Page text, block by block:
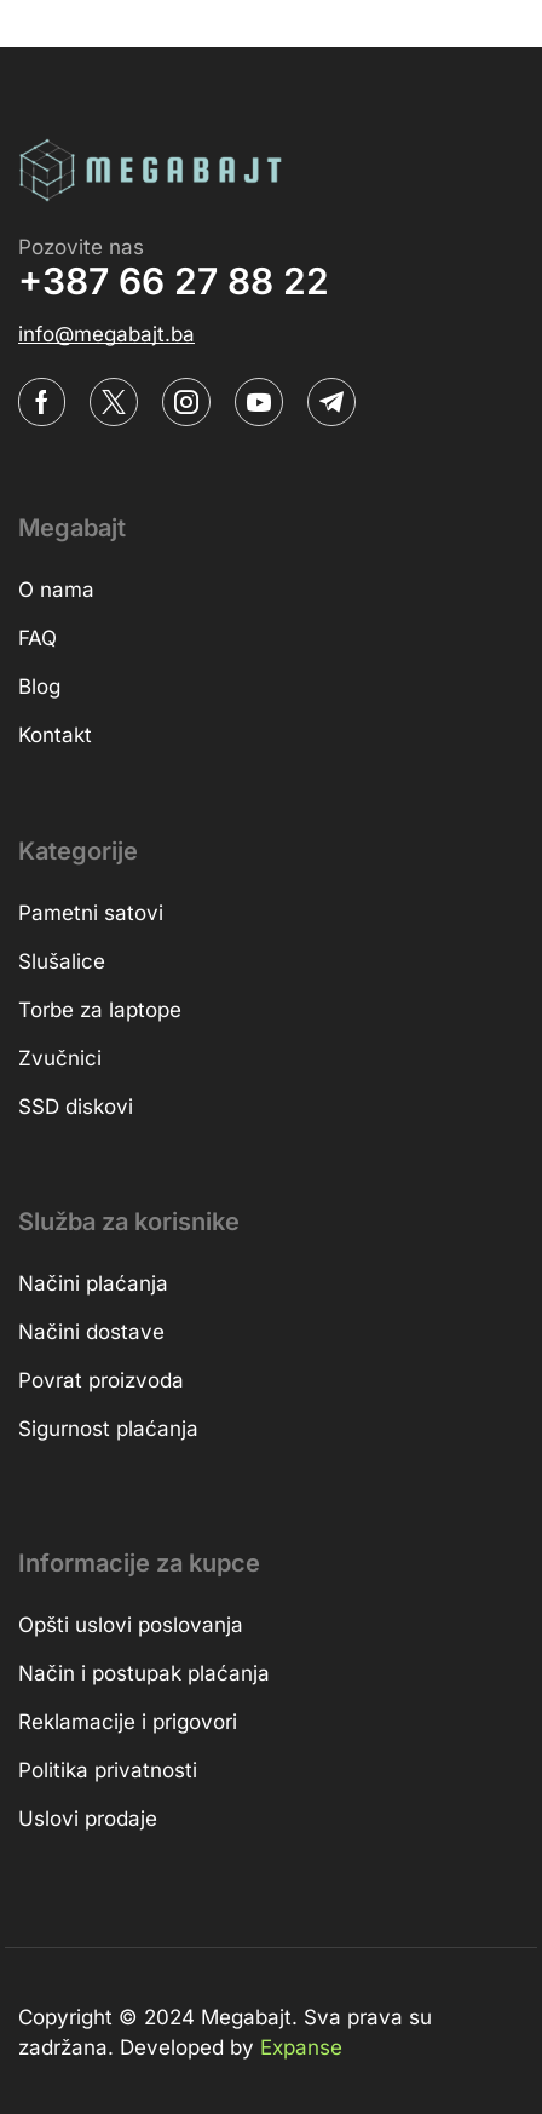
Pozovite nas
+387 66 27 88 22
info@megabajt.ba
Megabajt
O nama
FAQ
Blog
Kontakt
Kategorije
Pametni satovi
Slušalice
Torbe za laptope
Zvučnici
SSD diskovi
Služba za korisnike
Načini plaćanja
Načini dostave
Povrat proizvoda
Sigurnost plaćanja
Informacije za kupce
Opšti uslovi poslovanja
Način i postupak plaćanja
Reklamacije i prigovori
Politika privatnosti
Uslovi prodaje
Copyright © 2024 Megabajt. Sva prava su
zadržana. Developed by Expanse